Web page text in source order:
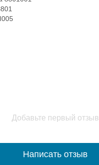
Добавьте первый отзыв
Написать отзыв